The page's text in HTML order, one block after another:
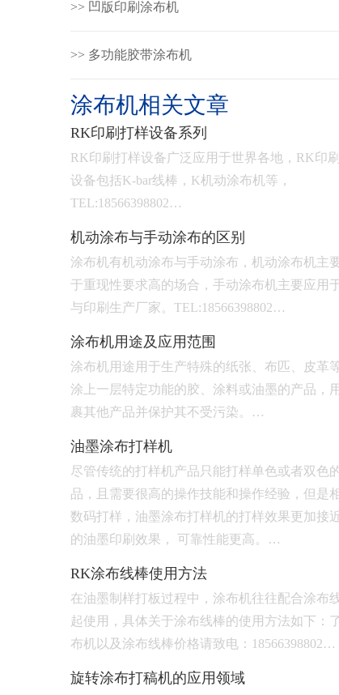
>> 凹版印刷涂布机
>> 多功能胶带涂布机
涂布机相关文章
RK印刷打样设备系列
RK印刷打样设备广泛应用于世界各地，RK印
设备包括K-bar线棒，K机动涂布机等，
TEL:18566398802…
机动涂布与手动涂布的区别
涂布机有机动涂布与手动涂布，机动涂布机主
于重现性要求高的场合，手动涂布机主要应用
与印刷生产厂家。TEL:18566398802…
涂布机用途及应用范围
涂布机用途用于生产特殊的纸张、布匹、皮革
涂上一层特定功能的胶、涂料或油墨的产品，
裹其他产品并保护其不受污染。…
油墨涂布打样机
尽管传统的打样机产品只能打样单色或者双色
品，且需要很高的操作技能和操作经验，但是
数码打样，油墨涂布打样机的打样效果更加接
的油墨印刷效果， 可靠性能更高。…
RK涂布线棒使用方法
在油墨制样打板过程中，涂布机往往配合涂布
起使用，具体关于涂布线棒的使用方法如下：
布机以及涂布线棒价格请致电：18566398802…
旋转涂布打稿机的应用领域